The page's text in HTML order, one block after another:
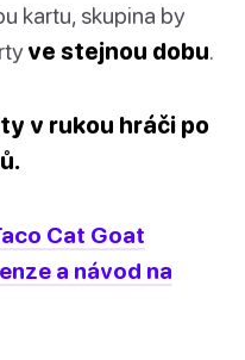
kartu, skupina by
ve stejnou dobu.
v rukou hráči po
Cat Goat
a návod na